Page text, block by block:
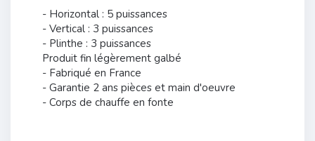
- Horizontal : 5 puissances
- Vertical : 3 puissances
- Plinthe : 3 puissances
Produit fin légèrement galbé
- Fabriqué en France
- Garantie 2 ans pièces et main d'oeuvre
- Corps de chauffe en fonte